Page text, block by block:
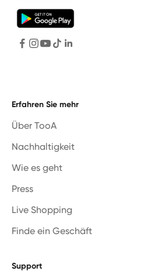
Erfahren Sie mehr
Über TooA
Nachhaltigkeit
Wie es geht
Press
Live Shopping
Finde ein Geschäft
Support